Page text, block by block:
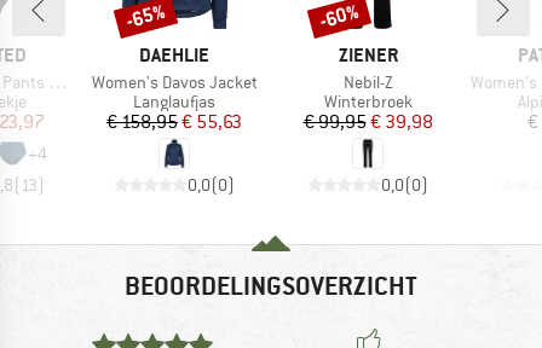
Slite
prijs
+4
(13)
MERK
DAEHLIE
Artikel
Women's Davos Jacket
Productgroep
Langlaufjas
Prijs
€ 158,95Verlaagde prijs
€ 55,63
0,0(0)
Korting
-65%
MERK
ZIENER
Artikel
Nebil-Z
Productgroep
Winterbroek
Prijs
€ 99,95Verlaagde prijs
€ 39,98
0,0(0)
Korting
-60%
Artikel
Women's
€
BEOORDELINGSOVERZICHT